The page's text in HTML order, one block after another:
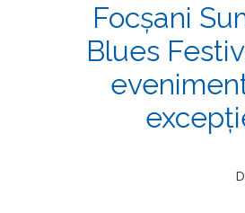
Focșani
Blues